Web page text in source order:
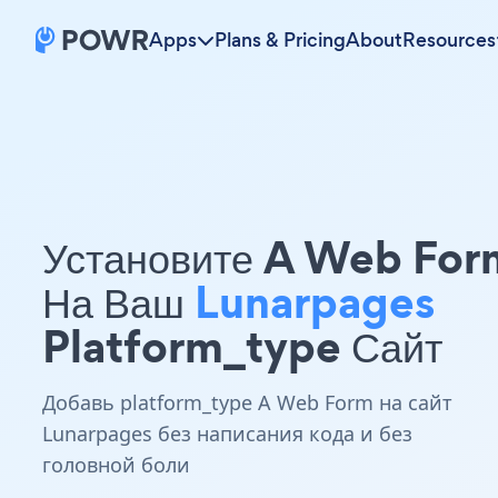
Apps Plans & PricingAboutResources
Установите A Web
На Ваш Lunarpages
Platform_type Сайт
Добавь platform_type A Web Form на сайт
Lunarpages без написания кода и без
головной боли